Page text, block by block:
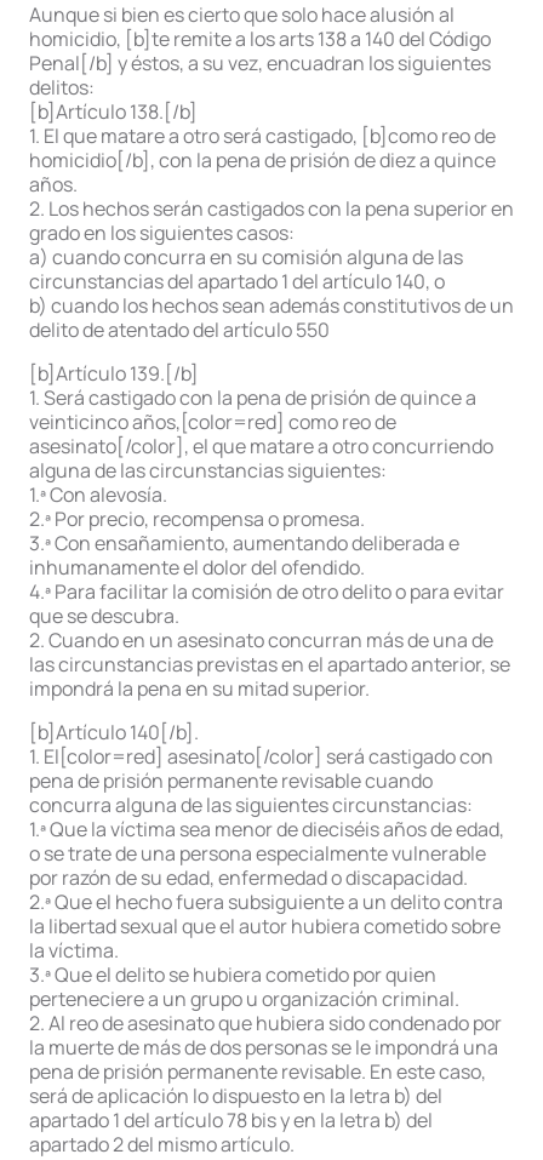
Aunque si bien es cierto que solo hace alusión al
homicidio, [b]te remite a los arts 138 a 140 del Código
Penal[/b] y éstos, a su vez, encuadran los siguientes
delitos:
[b]Artículo 138.[/b]
1. El que matare a otro será castigado, [b]como reo de
homicidio[/b], con la pena de prisión de diez a quince
años.
2. Los hechos serán castigados con la pena superior en
grado en los siguientes casos:
a) cuando concurra en su comisión alguna de las
circunstancias del apartado 1 del artículo 140, o
b) cuando los hechos sean además constitutivos de un
delito de atentado del artículo 550
[b]Artículo 139.[/b]
1. Será castigado con la pena de prisión de quince a
veinticinco años,[color=red] como reo de
asesinato[/color], el que matare a otro concurriendo
alguna de las circunstancias siguientes:
1.ª Con alevosía.
2.ª Por precio, recompensa o promesa.
3.ª Con ensañamiento, aumentando deliberada e
inhumanamente el dolor del ofendido.
4.ª Para facilitar la comisión de otro delito o para evitar
que se descubra.
2. Cuando en un asesinato concurran más de una de
las circunstancias previstas en el apartado anterior, se
impondrá la pena en su mitad superior.
[b]Artículo 140[/b].
1. El[color=red] asesinato[/color] será castigado con
pena de prisión permanente revisable cuando
concurra alguna de las siguientes circunstancias:
1.ª Que la víctima sea menor de dieciséis años de edad,
o se trate de una persona especialmente vulnerable
por razón de su edad, enfermedad o discapacidad.
2.ª Que el hecho fuera subsiguiente a un delito contra
la libertad sexual que el autor hubiera cometido sobre
la víctima.
3.ª Que el delito se hubiera cometido por quien
perteneciere a un grupo u organización criminal.
2. Al reo de asesinato que hubiera sido condenado por
la muerte de más de dos personas se le impondrá una
pena de prisión permanente revisable. En este caso,
será de aplicación lo dispuesto en la letra b) del
apartado 1 del artículo 78 bis y en la letra b) del
apartado 2 del mismo artículo.